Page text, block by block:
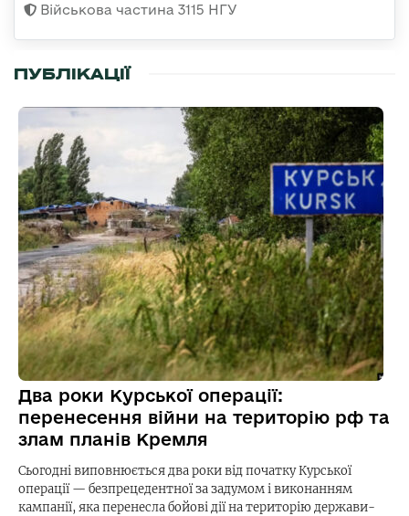
Військова частина 3115 НГУ
ПУБЛІКАЦІЇ
Два роки Курської операції:
перенесення війни на територію рф та
злам планів Кремля
Сьогодні виповнюється два роки від початку Курської
операції — безпрецедентної за задумом і виконанням
кампанії, яка перенесла бойові дії на територію держави-